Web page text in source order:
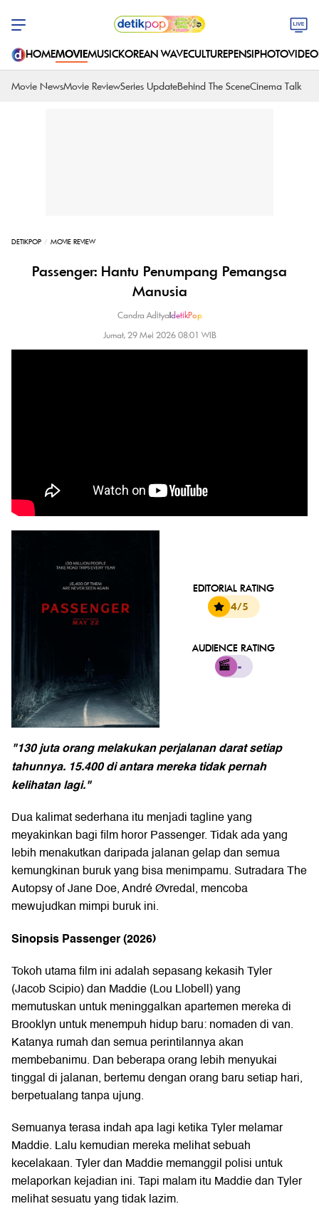
HOMEMOVIEMUSICKOREAN WAVECULTUREPENSIPHOTOVIDEO
Movie NewsMovie ReviewSeries UpdateBehind The SceneCinema Talk
DETIKPOP MOVIE REVIEW
Passenger: Hantu Penumpang Pemangsa
Manusia
Candra Aditya|detikPop
Jumat, 29 Mei 2026 08:01 WIB
EDITORIAL RATING
4/5
AUDIENCE RATING
-
"130 juta orang melakukan perjalanan darat setiap
tahunnya. 15.400 di antara mereka tidak pernah
kelihatan lagi."
Dua kalimat sederhana itu menjadi tagline yang
meyakinkan bagi film horor Passenger. Tidak ada yang
lebih menakutkan daripada jalanan gelap dan semua
kemungkinan buruk yang bisa menimpamu. Sutradara The
Autopsy of Jane Doe, André Øvredal, mencoba
mewujudkan mimpi buruk ini.
Sinopsis Passenger (2026)
Tokoh utama film ini adalah sepasang kekasih Tyler
(Jacob Scipio) dan Maddie (Lou Llobell) yang
memutuskan untuk meninggalkan apartemen mereka di
Brooklyn untuk menempuh hidup baru: nomaden di van.
Katanya rumah dan semua perintilannya akan
membebanimu. Dan beberapa orang lebih menyukai
tinggal di jalanan, bertemu dengan orang baru setiap hari,
berpetualang tanpa ujung.
Semuanya terasa indah apa lagi ketika Tyler melamar
Maddie. Lalu kemudian mereka melihat sebuah
kecelakaan. Tyler dan Maddie memanggil polisi untuk
melaporkan kejadian ini. Tapi malam itu Maddie dan Tyler
melihat sesuatu yang tidak lazim.